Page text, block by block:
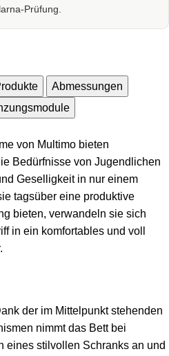
Prüfung.
Abmessungen
von Multimo bieten
Bedürfnisse von Jugendlichen
Geselligkeit in nur einem
tagsüber eine produktive
bieten, verwandeln sie sich
in ein komfortables und voll
der im Mittelpunkt stehenden
nimmt das Bett bei
eines stilvollen Schranks an und